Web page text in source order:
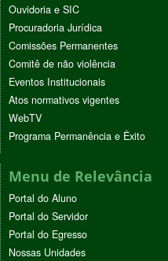
Ouvidoria e SIC
Procuradoria Jurídica
Comissões Permanentes
Comitê de não violência
Eventos Institucionais
Atos normativos vigentes
WebTV
Programa Permanência e Êxito
Menu de Relevância
Portal do Aluno
Portal do Servidor
Portal do Egresso
Nossas Unidades